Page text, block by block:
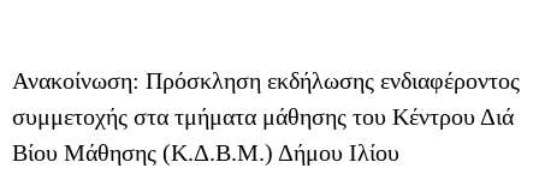
Ανακοίνωση: Πρόσκληση εκδήλωσης ενδιαφέροντος
συμμετοχής στα τμήματα μάθησης του Κέντρου Διά
Βίου Μάθησης (Κ.Δ.Β.Μ.) Δήμου Ιλίου